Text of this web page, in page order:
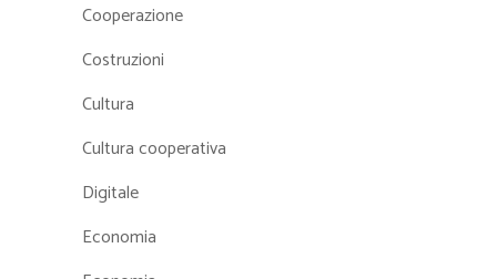
Cooperazione
Costruzioni
Cultura
Cultura cooperativa
Digitale
Economia